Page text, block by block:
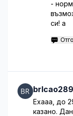
-
си! а
brlcao289
Ехааа, до
казано.